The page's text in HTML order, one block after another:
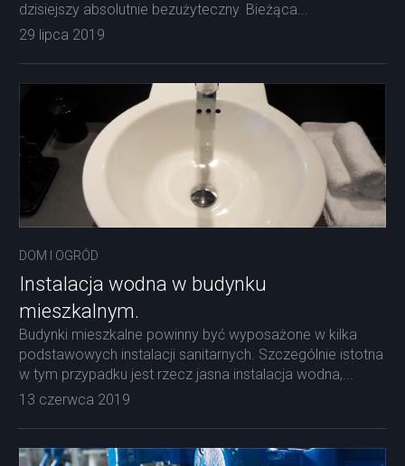
dzisiejszy absolutnie bezużyteczny. Bieżąca...
29 lipca 2019
DOM I OGRÓD
Instalacja wodna w budynku
mieszkalnym.
Budynki mieszkalne powinny być wyposażone w kilka
podstawowych instalacji sanitarnych. Szczególnie istotna
w tym przypadku jest rzecz jasna instalacja wodna,...
13 czerwca 2019